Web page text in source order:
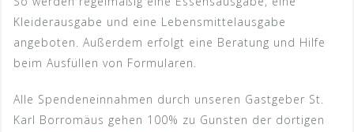
Kleiderausgabe und eine Lebensmittelausgabe
angeboten. Außerdem erfolgt eine Beratung und Hilfe
beim Ausfüllen von Formularen.
Alle Spendeneinnahmen durch unseren Gastgeber St.
Karl Borromäus gehen 100% zu Gunsten der dortigen